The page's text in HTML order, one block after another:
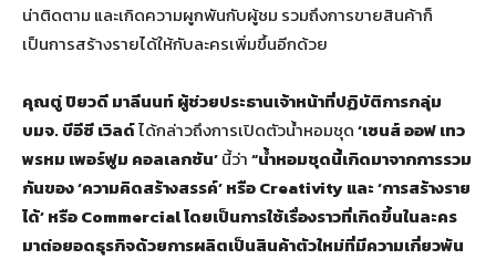
น่าติดตาม และเกิดความผูกพันกับผู้ชม รวมถึงการขายสินค้าก็
เป็นการสร้างรายได้ให้กับละครเพิ่มขึ้นอีกด้วย
คุณตู่ ปิยวดี มาลีนนท์ ผู้ช่วยประธานเจ้าหน้าที่ปฏิบัติการกลุ่ม
บมจ. บีอีซี เวิลด์ได้กล่าวถึงการเปิดตัวน้ำหอมชุด‘เซนส์ ออฟ เทว
พรหม เพอร์ฟูม คอลเลกชัน’นี้ว่า“น้ำหอมชุดนี้เกิดมาจากการรวม
กันของ ‘ความคิดสร้างสรรค์’ หรือCreativity และ ‘การสร้างราย
ได้’ หรือ Commercial โดยเป็นการใช้เรื่องราวที่เกิดขึ้นในละคร
มาต่อยอดธุรกิจด้วยการผลิตเป็นสินค้าตัวใหม่ที่มีความเกี่ยวพัน